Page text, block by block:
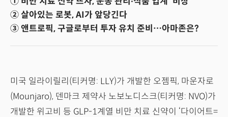
② 살아있는 로봇, AI가 앞당긴다
③ 앤트로픽, 구글로부터 투자 유치 준비…아마존은?
미국 일라이릴리(티커명: LLY)가 개발한 오젬픽, 마운자로
(Mounjaro), 덴마크 제약사 노보노디스크(티커명: NVO)가
개발한 위고비 등 GLP-1계열 비만 치료 신약이 ‘다이어트=